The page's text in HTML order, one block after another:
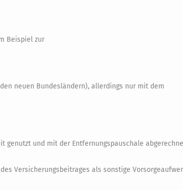
Beispiel zur
neuen Bundesländern), allerdings nur mit dem
genutzt und mit der Entfernungspauschale
Versicherungsbeitrages als sonstige